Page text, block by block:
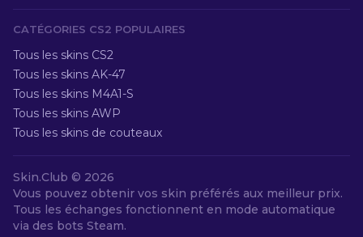
CATÉGORIES CS2 POPULAIRES
Tous les skins CS2
Tous les skins AK-47
Tous les skins M4A1-S
Tous les skins AWP
Tous les skins de couteaux
Skin.Club © 2026
Vous pouvez obtenir vos skin préférés aux meilleur prix.
Tous les échanges fonctionnent en mode automatique
via des bots Steam.